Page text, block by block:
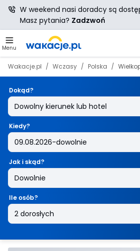
Menu
Wakacje.pl Wczasy Polska
Dokąd?
Kiedy?
Jak i skąd?
Ile osób?
W weekend nasi doradcy są
Masz pytania? Zadzwoń